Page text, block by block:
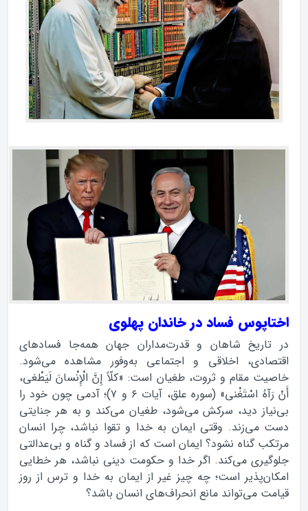
اختاپوس فساد در خاندان پهلوی
در تاریخ شاهان و قدرت‌مداران جهان همه‌جا فسادهای
اقتصادی، اخلاقی و اجتماعی به‌وفور مشاهده می‌شود.
خاصیت مقام و ثروت، طغیان است: «کلّاً إِنَّ الْإِنْسانَ لَيَطْغى،‌
أَنْ رَآهُ اسْتَغْنى‌» (سوره علق، آیات ۶ و ۷)؛ آدمی چون خود را
بی‌نیاز دید، سرکش می‌شود، طغیان می‌کند و به هر جنایتی
دست می‌زند. وقتی ایمان به خدا و تقوا نباشد، چرا انسان
مرتکب گناه نشود؟ ایمان است که از فساد و گناه و بی‌عدالتی
جلوگیری می‎‌کند. اگر خدا و حکومت دینی نباشد، هر خطایی
امکان‌پذیر است؛ چه چیز غیر از ایمان به خدا و ترس از روز
قیامت می‌تواند مانع انحراف‌های انسان باشد؟